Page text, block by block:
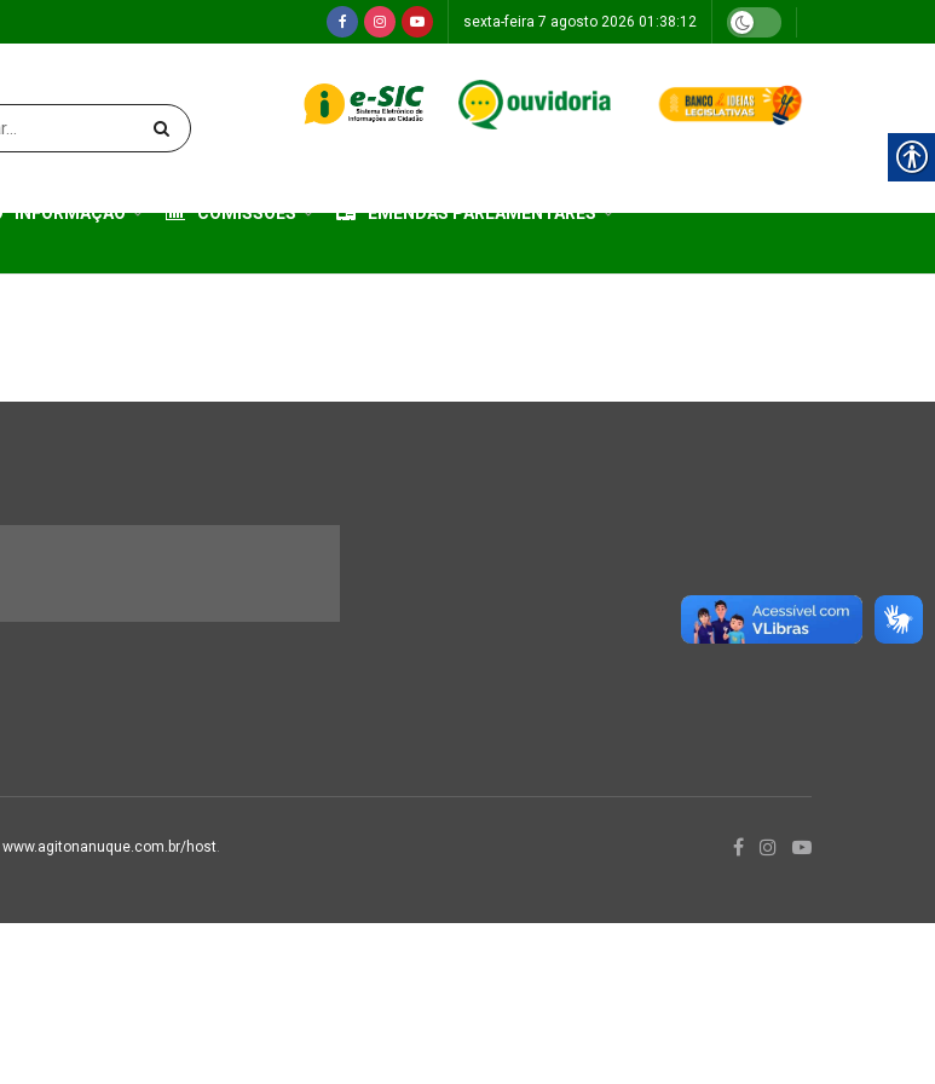
sexta-feira 7 agosto 2026 01:38:12
INFORMAÇÃO COMISSÕES EMENDAS PARLAMENTARES
www.agitonanuque.com.br/host.